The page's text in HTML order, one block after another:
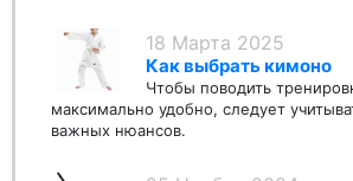
18 Марта 2025
Как выбрать кимоно
Чтобы поводить
максимально удобно, следует
важных нюансов.